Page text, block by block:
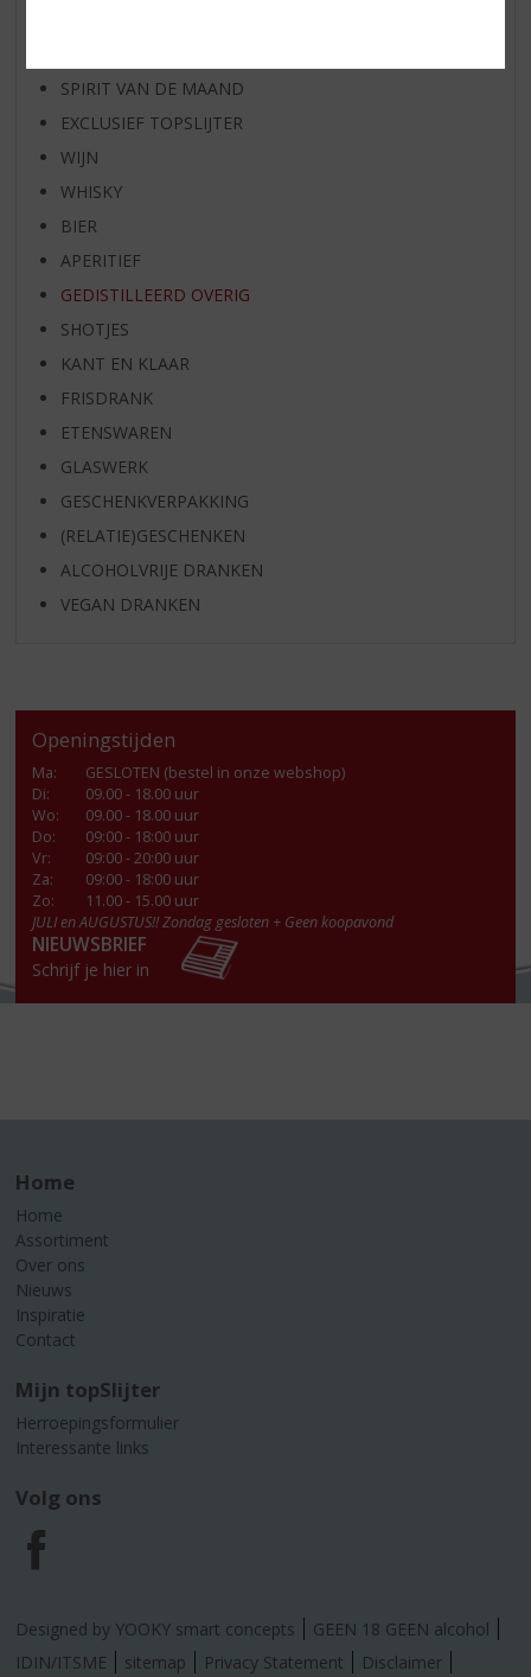
SPIRIT VAN DE MAAND
EXCLUSIEF TOPSLIJTER
WIJN
WHISKY
BIER
APERITIEF
GEDISTILLEERD OVERIG
SHOTJES
KANT EN KLAAR
FRISDRANK
ETENSWAREN
GLASWERK
GESCHENKVERPAKKING
(RELATIE)GESCHENKEN
ALCOHOLVRIJE DRANKEN
VEGAN DRANKEN
Openingstijden
Ma:
GESLOTEN (bestel in onze webshop)
Di:
09.00 - 18.00 uur
Wo:
09.00 - 18.00 uur
Do:
09:00 - 18:00 uur
Vr:
09:00 - 20:00 uur
Za:
09:00 - 18:00 uur
Zo:
11.00 - 15.00 uur
JULI en AUGUSTUS!! Zondag gesloten + Geen koopavond
NIEUWSBRIEF
Schrijf je hier in
Home
Home
Assortiment
Over ons
Nieuws
Inspiratie
Contact
Mijn topSlijter
Herroepingsformulier
Interessante links
Volg ons
F
a
Designed by YOOKY smart concepts
GEEN 18 GEEN alcohol
IDIN/ITSME
sitemap Privacy Statement Disclaimer